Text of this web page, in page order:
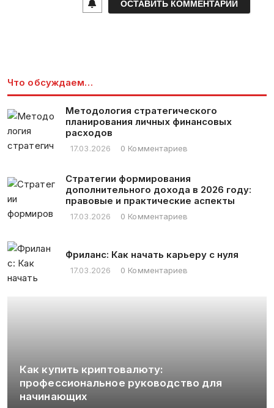
Что обсуждаем…
Методология стратегического
планирования личных финансовых
расходов
17.03.2026 0 Комментариев
Стратегии формирования
дополнительного дохода в 2026 году:
правовые и практические аспекты
17.03.2026 0 Комментариев
Фриланс: Как начать карьеру с нуля
17.03.2026 0 Комментариев
Как купить криптовалюту:
профессиональное руководство для
начинающих